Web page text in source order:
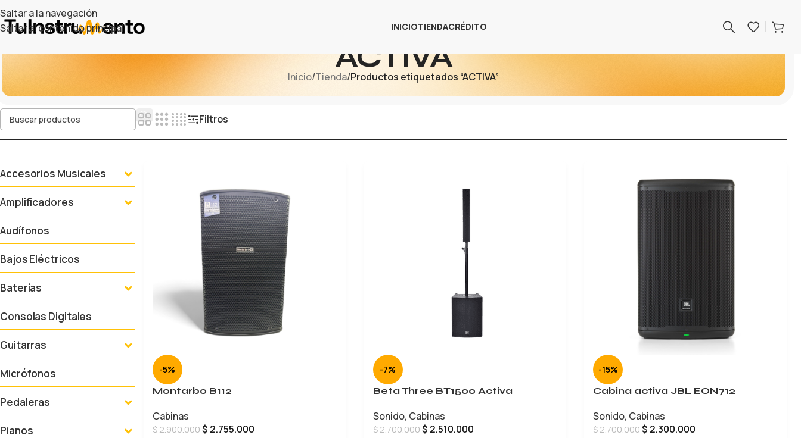
Saltar a la navegación
Saltar al contenido principal
INICIOTIENDACRÉDITO
ACTIVA
Inicio/Tienda/Productos etiquetados “ACTIVA”
Filtros
Accesorios Musicales
Amplificadores
Audífonos
Bajos Eléctricos
Baterías
Consolas Digitales
Guitarras
Micrófonos
Pedaleras
Pianos
-5%
Montarbo B112
Cabinas
$2.900.000$ 2.755.000
-7%
Beta Three BT1500 Activa
Sonido, Cabinas
$2.700.000$ 2.510.000
-15%
Cabina activa JBL EON712
Sonido, Cabinas
$2.700.000$ 2.300.000